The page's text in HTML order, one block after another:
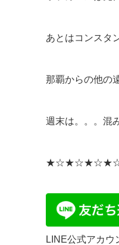
あとはコンスタ
那覇からの他の
週末は。。。混
LINE公式アカ